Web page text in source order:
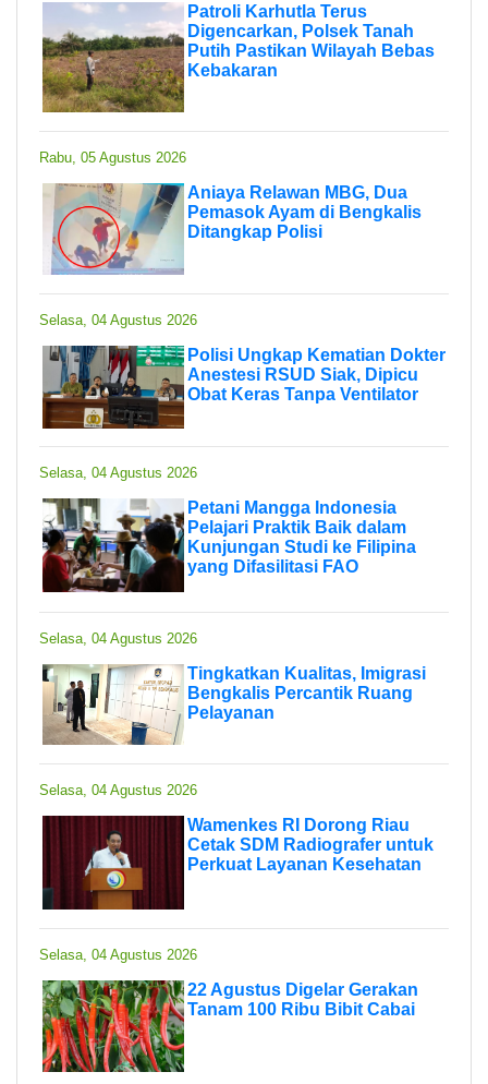
Patroli Karhutla Terus
Digencarkan, Polsek Tanah
Putih Pastikan Wilayah Bebas
Kebakaran
Rabu, 05 Agustus 2026
Aniaya Relawan MBG, Dua
Pemasok Ayam di Bengkalis
Ditangkap Polisi
Selasa, 04 Agustus 2026
Polisi Ungkap Kematian Dokter
Anestesi RSUD Siak, Dipicu
Obat Keras Tanpa Ventilator
Selasa, 04 Agustus 2026
Petani Mangga Indonesia
Pelajari Praktik Baik dalam
Kunjungan Studi ke Filipina
yang Difasilitasi FAO
Selasa, 04 Agustus 2026
Tingkatkan Kualitas, Imigrasi
Bengkalis Percantik Ruang
Pelayanan
Selasa, 04 Agustus 2026
Wamenkes RI Dorong Riau
Cetak SDM Radiografer untuk
Perkuat Layanan Kesehatan
Selasa, 04 Agustus 2026
22 Agustus Digelar Gerakan
Tanam 100 Ribu Bibit Cabai